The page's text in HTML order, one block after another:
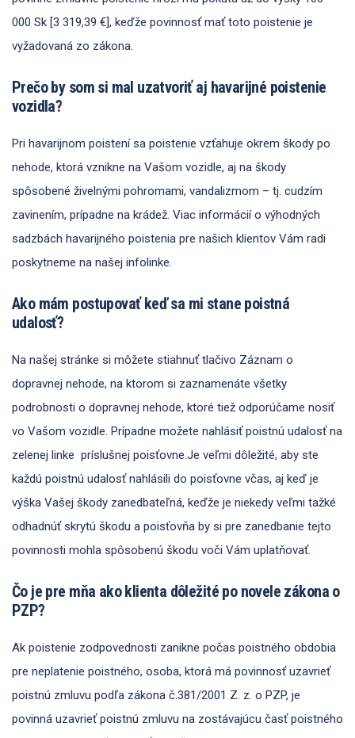
000 Sk [3 319,39 €], keďže povinnosť mať toto poistenie je
vyžadovaná zo zákona.
Prečo by som si mal uzatvoriť aj havarijné poistenie
vozidla?
Pri havarijnom poistení sa poistenie vzťahuje okrem škody po
nehode, ktorá vznikne na Vašom vozidle, aj na škody
spôsobené živelnými pohromami, vandalizmom – tj. cudzím
zavinením, prípadne na krádež. Viac informácií o výhodných
sadzbách havarijného poistenia pre našich klientov Vám radi
poskytneme na našej infolinke.
Ako mám postupovať keď sa mi stane poistná
udalosť?
Na našej stránke si môžete stiahnuť tlačivo Záznam o
dopravnej nehode, na ktorom si zaznamenáte všetky
podrobnosti o dopravnej nehode, ktoré tiež odporúčame nosiť
vo Vašom vozidle. Prípadne možete nahlásiť poistnú udalosť na
zelenej linke príslušnej poisťovne.Je veľmi dôležité, aby ste
každú poistnú udalosť nahlásili do poisťovne včas, aj keď je
výška Vašej škody zanedbateľná, keďže je niekedy veľmi tažké
odhadnúť skrytú škodu a poisťovňa by si pre zanedbanie tejto
povinnosti mohla spôsobenú škodu voči Vám uplatňovať.
Čo je pre mňa ako klienta dôležité po novele zákona o
PZP?
Ak poistenie zodpovednosti zanikne počas poistného obdobia
pre neplatenie poistného, osoba, ktorá má povinnosť uzavrieť
poistnú zmluvu podľa zákona č.381/2001 Z. z. o PZP, je
povinná uzavrieť poistnú zmluvu na zostávajúcu časť poistného